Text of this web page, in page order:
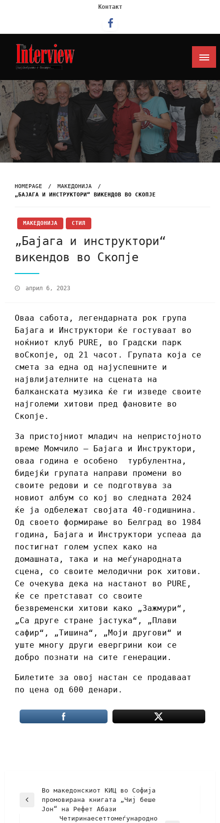
Контакт
Интервју
HOMEPAGE
МАКЕДОНИЈА
„БАЈАГА И ИНСТРУКТОРИ“ ВИКЕНДОВ ВО СКОПЈЕ
МАКЕДОНИЈА СТИЛ
„Бајага и инструктори“
викендов во Скопје
април 6, 2023
Оваа сабота, легендарната рок група
Бајага и Инструктори ќе гостуваат во
ноќниот клуб PURE, во Градски парк
воСкопје, од 21 часот. Групата која се
смета за една од најуспешните и
највлијателните на сцената на
балканската музика ќе ги изведе своите
најголеми хитови пред фановите во
Скопје.
За пристојниот младич на непристојното
време Момчило – Бајага и Инструктори,
оваа година е особено турбулентна,
бидејќи групата направи промени во
своите редови и се подготвува за
новиот албум со кој во следната 2024
ќе ја одбележат својата 40-годишнина.
Од своето формирање во Белград во 1984
година, Бајага и Инструктори успеаа да
постигнат голем успех како на
домашната, така и на меѓународната
сцена, со своите мелодични рок хитови.
Се очекува дека на настанот во PURE,
ќе се претстават со своите
безвременски хитови како „Зажмури“,
„Са друге стране јастука“, „Плави
сафир“, „Тишина“, „Моји другови“ и
уште многу други евергрини кои се
добро познати на сите генерации.
Билетите за овој настан се продаваат
по цена од 600 денари.
Во македонскиот КИЦ во Софија
промовирана книгата „Чиј беше
Јон“ на Рефет Абази
Четиринаесеттомеѓународно